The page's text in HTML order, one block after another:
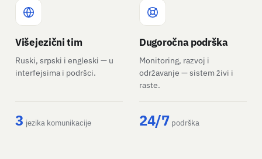
Višejezični tim
Ruski, srpski i engleski — u
interfejsima i podršci.
3 jezika komunikacije
Dugoročna podrška
Monitoring, razvoj i
održavanje — sistem živi i
raste.
24/7 podrška